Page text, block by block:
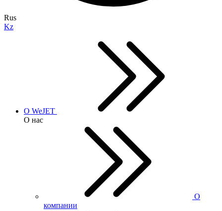
Rus
Kz
О WeJET
О нас
О
компании